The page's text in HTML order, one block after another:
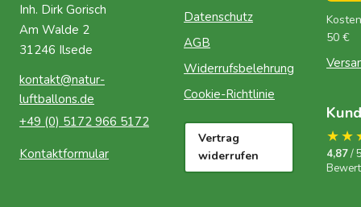
Inh. Dirk Gorisch
Am Walde 2
31246 Ilsede
kontakt@natur-
luftballons.de
+49 (0) 5172 966 5172
Kontaktformular
Datenschutz
AGB
Widerrufsbelehrung
Cookie-Richtlinie
Vertrag
widerrufen
50 €
4,87/